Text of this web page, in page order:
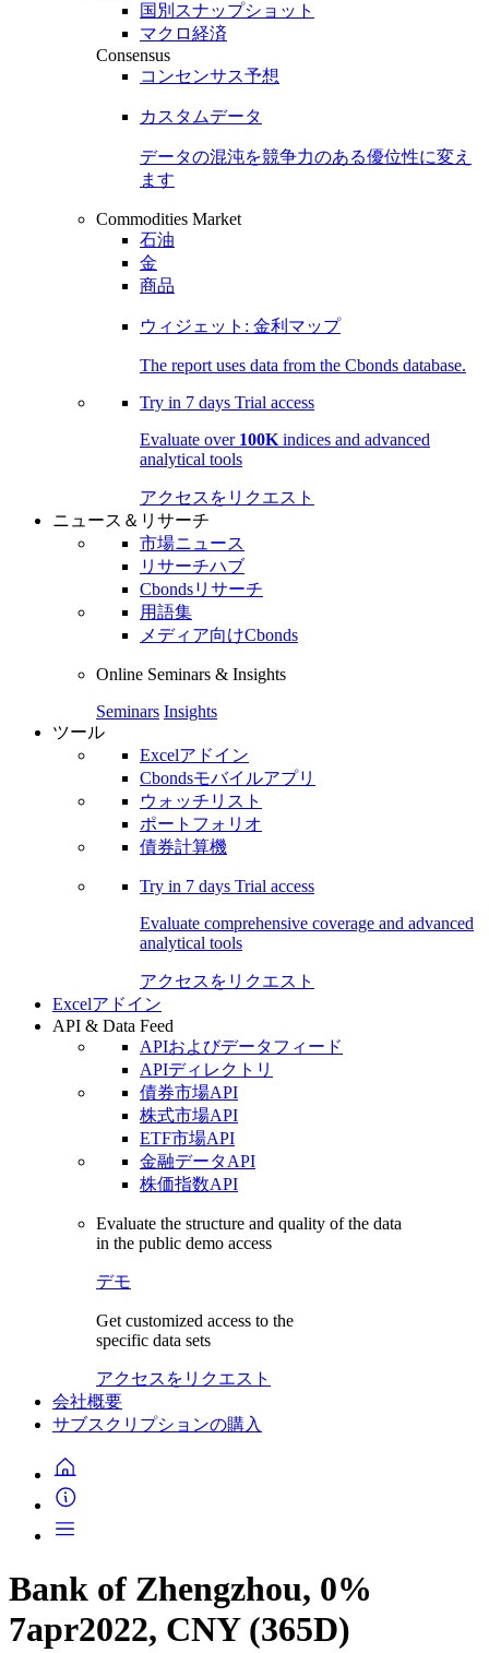
国別スナップショット
マクロ経済
Consensus
コンセンサス予想
カスタムデータ
データの混沌を競争力のある優位性に変え
ます
Commodities Market
石油
金
商品
ウィジェット: 金利マップ
The report uses data from the Cbonds database.
Try in 7 days Trial access
Evaluate over 100K indices and advanced
analytical tools
アクセスをリクエスト
ニュース＆リサーチ
市場ニュース
リサーチハブ
Cbondsリサーチ
用語集
メディア向けCbonds
Online Seminars & Insights
Seminars Insights
ツール
Excelアドイン
Cbondsモバイルアプリ
ウォッチリスト
ポートフォリオ
債券計算機
Try in 7 days Trial access
Evaluate comprehensive coverage and advanced
analytical tools
アクセスをリクエスト
Excelアドイン
API & Data Feed
APIおよびデータフィード
APIディレクトリ
債券市場API
株式市場API
ETF市場API
金融データAPI
株価指数API
Evaluate the structure and quality of the data
in the public demo access
デモ
Get customized access to the
specific data sets
アクセスをリクエスト
会社概要
サブスクリプションの購入
Bank of Zhengzhou, 0%
7apr2022, CNY (365D)